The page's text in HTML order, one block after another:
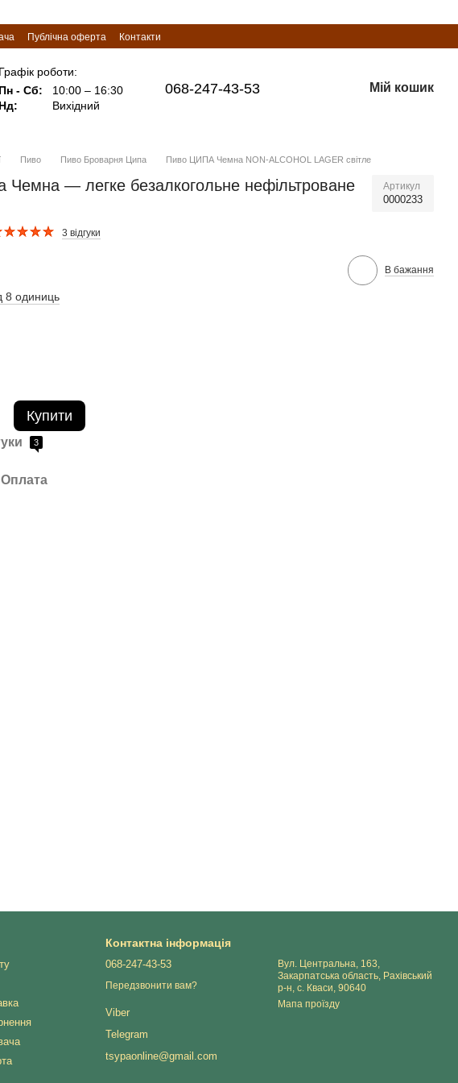
Публічна оферта Контакти
Графік роботи:
Пн - Сб:
10:00 – 16:30
Нд:
Вихідний
068-247-43-53 Мій кошик
Пиво Пиво Броварня Ципа Пиво ЦИПА Чемна NON-ALCOHOL LAGER світле
Чемна — легке безалкогольне нефільтроване
Артикул
0000233
3 відгуки
В бажання
8 одиниць
Купити
3
Оплата
Контактна інформація
068-247-43-53
Передзвонити вам?
Viber
Telegram
tsypaonline@gmail.com
Вул. Центральна, 163,
Закарпатська область, Рахівський
р-н, с. Кваси, 90640
Мапа проїзду